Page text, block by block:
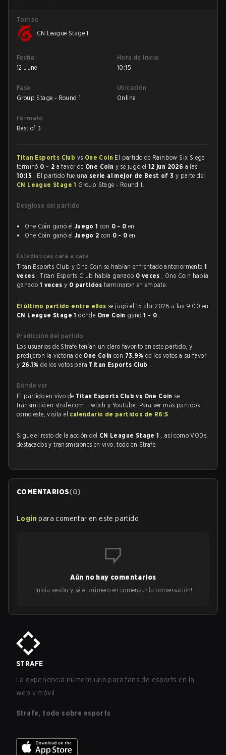
Torneo
CN League Stage 1
Fecha
12 June
Hora de inicio
10:15
Fase
Group Stage - Round 1
Ubicación
Online
Formato
Best of 3
Titan Esports Club vs One Coin El partido de Rainbow Six Siege
terminó 0 - 2 a favor de One Coin y se jugó el 12 jun 2026 a las
10:15 . El partido fue una serie al mejor de Best of 3y parte del
CN League Stage 1 Group Stage - Round 1.
Desglose del partido
One Coin ganó el Juego 1 con 0 - 0 en
One Coin ganó el Juego 2 con 0 - 0 en
Estadísticas cara a cara
Titan Esports Club y One Coin se habían enfrentado anteriormente 1
veces . Titan Esports Club había ganado 0 veces , One Coin había
ganado 1 vecesy 0 partidosterminaron en empate.
El último partido entre ellos se jugó el 15 abr 2026 a las 9:00 en
CN League Stage 1donde One Coin ganó1 - 0 .
Predicción del partido
Los usuarios de Strafe tenían un claro favorito en este partido, y
predijeron la victoria de One Coincon 73.9%de los votos a su favor
y 26.1%de los votos para Titan Esports Club .
Dónde ver
El partido en vivo de Titan Esports Club vs One Coin se
transmitió en strafe.com, Twitch y Youtube. Para ver más partidos
como este, visita el calendario de partidos de R6:S .
Sigue el resto de la acción del CN League Stage 1 , así como VODs,
destacados y transmisiones en vivo, todo en Strafe.
COMENTARIOS(0)
Login para comentar en este partido
Aún no hay comentarios
¡Inicia sesión y sé el primero en comenzar la conversación!
STRAFE
La experiencia número uno para fans de esports en la
web y móvil.
Strafe, todo sobre esports